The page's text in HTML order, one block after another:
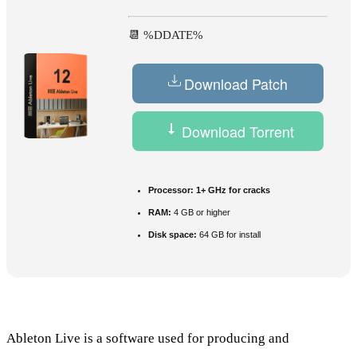
📆 %DDATE%
Download Patch
Download Torrent
Processor: 1+ GHz for cracks
RAM: 4 GB or higher
Disk space: 64 GB for install
Ableton Live is a software used for producing and